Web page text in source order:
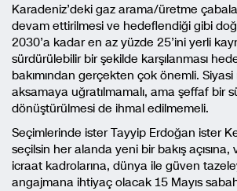
Karadeniz’deki gaz arama/üretme
devam ettirilmesi ve hedeflendiği gibi
2030’a kadar en az yüzde 25’ini yerli
sürdürülebilir bir şekilde karşılanması
bakımından gerçekten çok önemli.
aksamaya uğratılmamalı, ama şeffaf bir
dönüştürülmesi de ihmal edilmemeli.
Seçimlerinde ister Tayyip Erdoğan ister
seçilsin her alanda yeni bir bakış
icraat kadrolarına, dünya ile güven
angajmana ihtiyaç olacak 15 Mayıs